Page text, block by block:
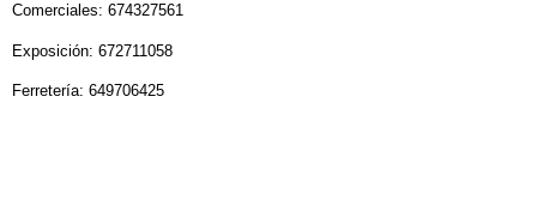
Comerciales: 674327561
Exposición: 672711058
Ferretería: 649706425